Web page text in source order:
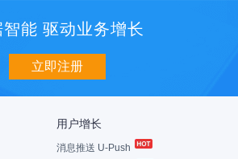
智能 驱动业务增长
立即注册
用户增长
消息推送 U-Push